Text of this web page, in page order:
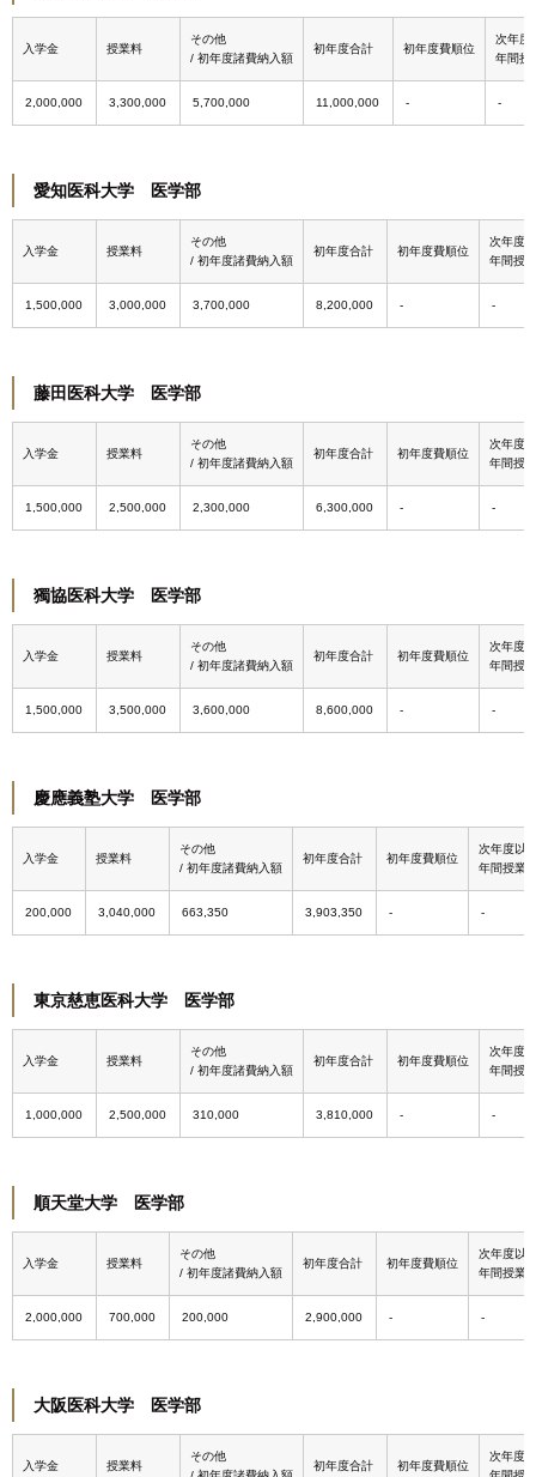
入学金 授業料
その他
/ 初年度諸費納入額
初年度合計 初年度費順位
次年度
年間授
2,000,000 3,300,000 5,700,000 11,000,000
愛知医科大学 医学部
入学金 授業料
その他
/ 初年度諸費納入額
初年度合計 初年度費順位
次年度
年間授
1,500,000 3,000,000 3,700,000 8,200,000
藤田医科大学 医学部
入学金 授業料
その他
/ 初年度諸費納入額
初年度合計 初年度費順位
次年度
年間授
1,500,000 2,500,000 2,300,000 6,300,000
獨協医科大学 医学部
入学金 授業料
その他
/ 初年度諸費納入額
初年度合計 初年度費順位
次年度
年間授
1,500,000 3,500,000 3,600,000 8,600,000
慶應義塾大学 医学部
入学金 授業料
その他
/ 初年度諸費納入額
初年度合計 初年度費順位
次年度以
年間授業
200,000 3,040,000 663,350 3,903,350
東京慈恵医科大学 医学部
入学金 授業料
その他
/ 初年度諸費納入額
初年度合計 初年度費順位
次年度
年間授
1,000,000 2,500,000 310,000 3,810,000
順天堂大学 医学部
入学金 授業料
その他
/ 初年度諸費納入額
初年度合計 初年度費順位
次年度以
年間授業
2,000,000 700,000 200,000 2,900,000
大阪医科大学 医学部
入学金 授業料
その他
初年度合計 初年度費順位
次年度